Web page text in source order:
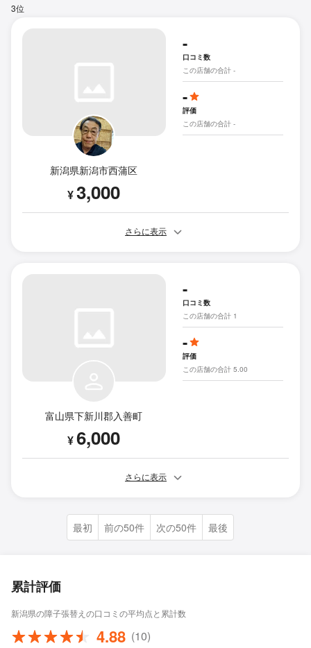
3位
新潟県新潟市西蒲区
¥3,000
-
口コミ数
この店舗の合計 -
-
評価
この店舗の合計 -
さらに表示
富山県下新川郡入善町
¥6,000
-
口コミ数
この店舗の合計 1
-
評価
この店舗の合計 5.00
さらに表示
最初 前の50件 次の50件 最後
累計評価
新潟県の障子張替えの口コミの平均点と累計数
4.88 (10)